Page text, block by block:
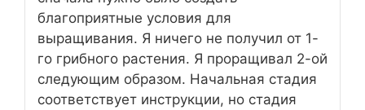
благоприятные условия для
выращивания. Я ничего не получил от 1-
го грибного растения. Я проращивал 2-ой
следующим образом. Начальная стадия
соответствует инструкции, но стадия